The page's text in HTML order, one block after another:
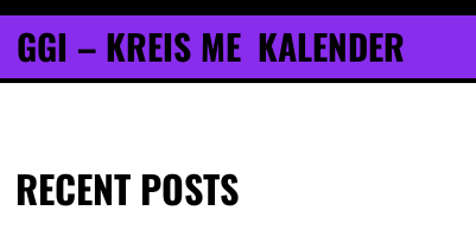
GGI – KREIS ME KALENDER
RECENT POSTS